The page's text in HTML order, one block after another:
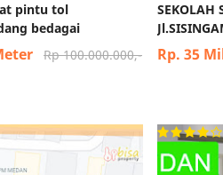
pintu tol
bedagai
Rp 100.000.000,-
SEKOLAH
Rp. 35